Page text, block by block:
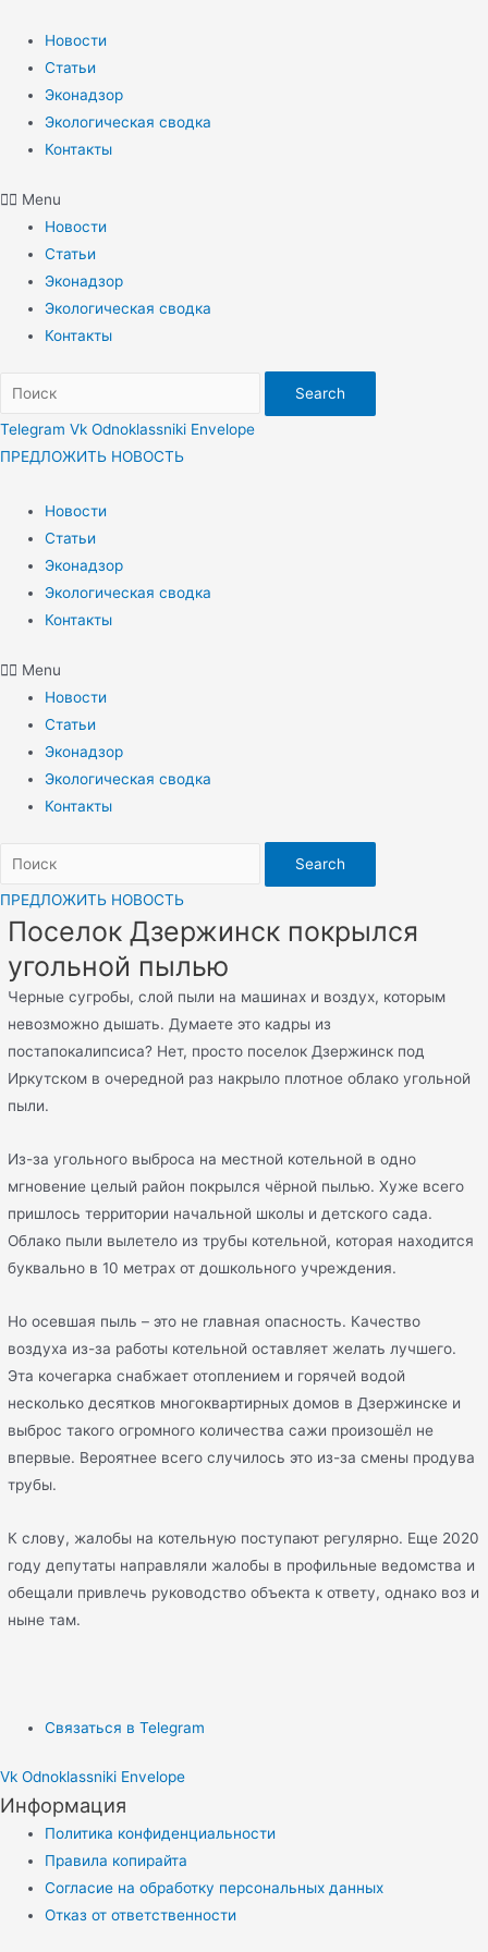
содержимому
Новости
Статьи
Эконадзор
Экологическая сводка
Контакты
Menu
Новости
Статьи
Эконадзор
Экологическая сводка
Контакты
Search
Telegram Vk Odnoklassniki Envelope
ПРЕДЛОЖИТЬ НОВОСТЬ
Новости
Статьи
Эконадзор
Экологическая сводка
Контакты
Menu
Новости
Статьи
Эконадзор
Экологическая сводка
Контакты
Search
ПРЕДЛОЖИТЬ НОВОСТЬ
Поселок Дзержинск покрылся
угольной пылью
Черные сугробы, слой пыли на машинах и воздух, которым
невозможно дышать. Думаете это кадры из
постапокалипсиса? Нет, просто поселок Дзержинск под
Иркутском в очередной раз накрыло плотное облако угольной
пыли.
Из-за угольного выброса на местной котельной в одно
мгновение целый район покрылся чёрной пылью. Хуже всего
пришлось территории начальной школы и детского сада.
Облако пыли вылетело из трубы котельной, которая находится
буквально в 10 метрах от дошкольного учреждения.
Но осевшая пыль – это не главная опасность. Качество
воздуха из-за работы котельной оставляет желать лучшего.
Эта кочегарка снабжает отоплением и горячей водой
несколько десятков многоквартирных домов в Дзержинске и
выброс такого огромного количества сажи произошёл не
впервые. Вероятнее всего случилось это из-за смены продува
трубы.
К слову, жалобы на котельную поступают регулярно. Еще 2020
году депутаты направляли жалобы в профильные ведомства и
обещали привлечь руководство объекта к ответу, однако воз и
ныне там.
Связаться в Telegram
Vk Odnoklassniki Envelope
Информация
Политика конфиденциальности
Правила копирайта
Согласие на обработку персональных данных
Отказ от ответственности